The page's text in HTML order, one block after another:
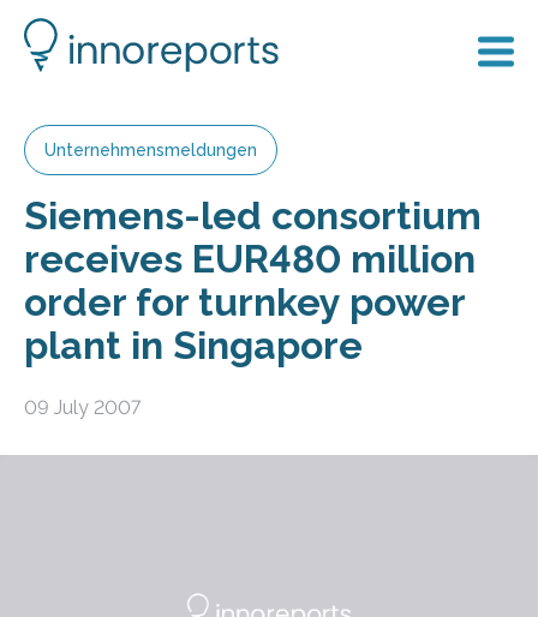
Unternehmensmeldungen
Siemens-led consortium
receives EUR480 million
order for turnkey power
plant in Singapore
09 July 2007